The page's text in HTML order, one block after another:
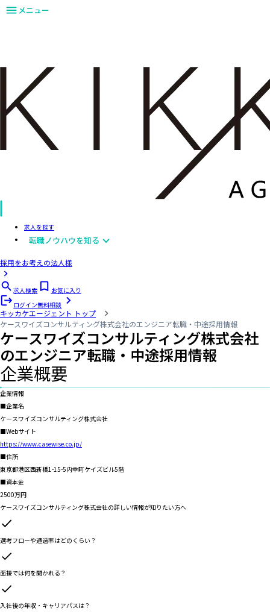
メニュー
求人を探す
転職ノウハウを知る
採用をお考えの法人様
求人検索
お気に入り
ログイン無料相談
キッカケエージェント トップ
ケースワイズコンサルティング株式会社のエンジニア転職・中途採用情報
ケースワイズコンサルティング株式会社
のエンジニア転職・中途採用情報
企業概要
企業情報
■企業名
ケースワイズコンサルティング株式会社
■Webサイト
https://www.casewise.co.jp/
■住所
東京都港区西新橋1-15-5内幸町ケイズビル5階
■資本金
2500万円
ケースワイズコンサルティング株式会社の詳しい情報が知りたい方へ
選考フローや通過率はどのくらい？
面接では何を聞かれる？
入社後の年収・キャリアパスは？